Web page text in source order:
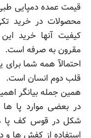
قیمت عمده دمپایی
محصولات در خرید
کیفیت آنها خرید
مقرون به صرفه است.
احتمالآ همه شما
قلب دوم انسان است.
همین جمله بیانگر
در بعضی موارد پا ها
شکل در قوس کف پا
استفاده از کفش ها و